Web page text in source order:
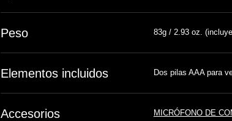
Peso 83g / 2.93 oz.
Elementos incluidos Dos pilas AAA para
Accesorios MICRÓFONO DE